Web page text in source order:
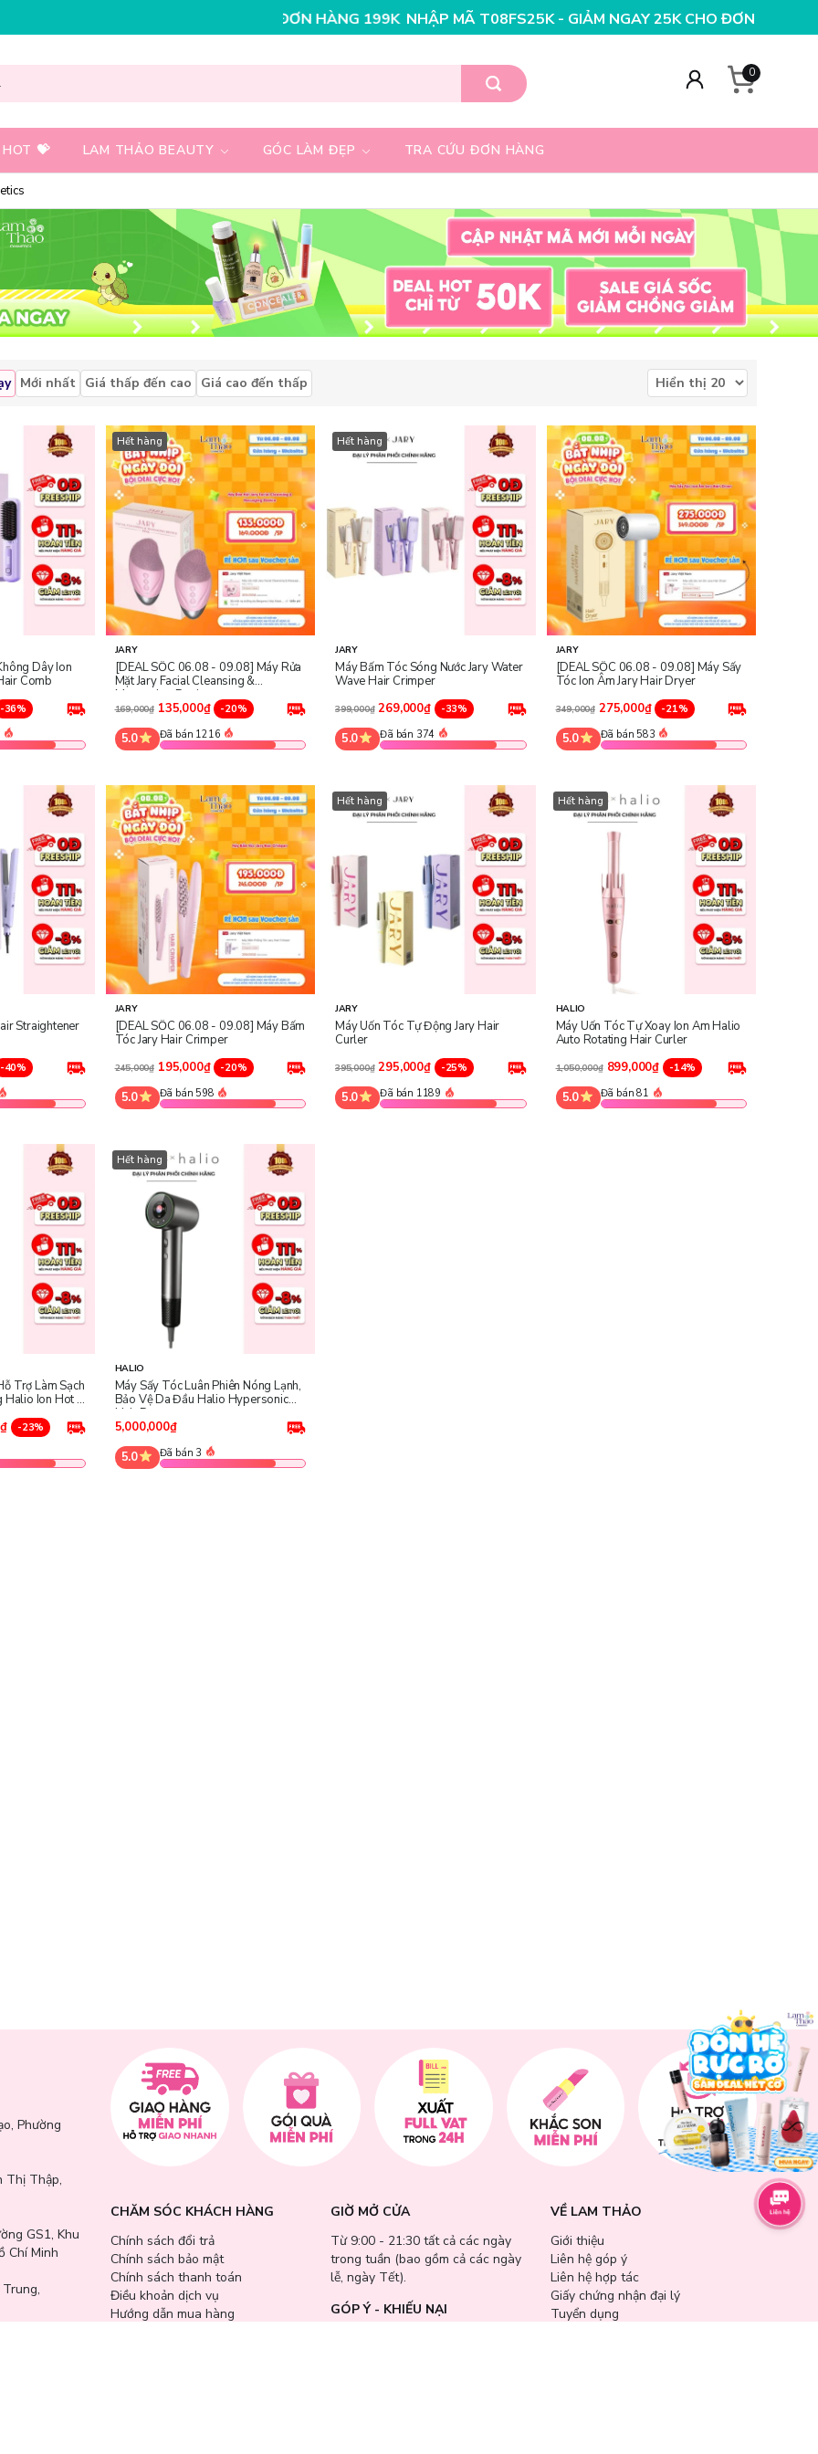
NHẬP MÃ T08FS25K - GIẢM NGAY 25K CHO ĐƠN HÀNG 99KNHẬP MÃ
0
💝 LAM THẢO BEAUTY GÓC LÀM ĐẸP TRA CỨU ĐƠN HÀNG
Mới nhất Giá thấp đến cao Giá cao đến thấp
Dây Ion
Comb
-36%
Hết hàng
JARY
[DEAL SỐC 06.08 - 09.08] Máy Rửa
Mặt Jary Facial Cleansing &
Massaging Device
169,000₫ 135,000₫ -20%
5.0 Đã bán 1216
Hết hàng
JARY
Máy Bấm Tóc Sóng Nước Jary Water
Wave Hair Crimper
399,000₫ 269,000₫ -33%
5.0 Đã bán 374
JARY
[DEAL SỐC 06.08 - 09.08] Máy Sấy
Tóc Ion Âm Jary Hair Dryer
349,000₫ 275,000₫ -21%
5.0 Đã bán 583
Straightener
-40%
JARY
[DEAL SỐC 06.08 - 09.08] Máy Bấm
Tóc Jary Hair Crimper
245,000₫ 195,000₫ -20%
5.0 Đã bán 598
Hết hàng
JARY
Máy Uốn Tóc Tự Động Jary Hair
Curler
395,000₫ 295,000₫ -25%
5.0 Đã bán 1189
Hết hàng
HALIO
Máy Uốn Tóc Tự Xoay Ion Âm Halio
Auto Rotating Hair Curler
1,050,000₫ 899,000₫ -14%
5.0 Đã bán 81
Trợ Làm Sạch
Halio Ion Hot &
-23%
Hết hàng
HALIO
Máy Sấy Tóc Luân Phiên Nóng Lạnh,
Bảo Vệ Da Đầu Halio Hypersonic
Hair Dryer
5,000,000₫
5.0
Đã bán 3
Phường
Thị Thập,
GS1, Khu
Chí Minh
CHĂM SÓC KHÁCH HÀNG
Chính sách đổi trả
Chính sách bảo mật
Chính sách thanh toán
Điều khoản dịch vụ
Hướng dẫn mua hàng
GIỜ MỞ CỬA
Từ 9:00 - 21:30 tất cả các ngày
trong tuần (bao gồm cả các ngày
lễ, ngày Tết).
GÓP Ý - KHIẾU NẠI
VỀ LAM THẢO
Giới thiệu
Liên hệ góp ý
Liên hệ hợp tác
Giấy chứng nhận đại lý
Tuyển dụng